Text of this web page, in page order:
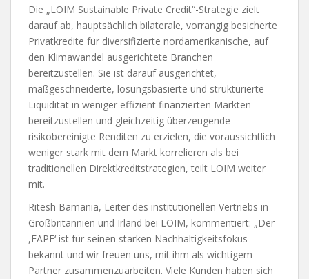
Die „LOIM Sustainable Private Credit“-Strategie zielt
darauf ab, hauptsächlich bilaterale, vorrangig besicherte
Privatkredite für diversifizierte nordamerikanische, auf
den Klimawandel ausgerichtete Branchen
bereitzustellen. Sie ist darauf ausgerichtet,
maßgeschneiderte, lösungsbasierte und strukturierte
Liquidität in weniger effizient finanzierten Märkten
bereitzustellen und gleichzeitig überzeugende
risikobereinigte Renditen zu erzielen, die voraussichtlich
weniger stark mit dem Markt korrelieren als bei
traditionellen Direktkreditstrategien, teilt LOIM weiter
mit.
Ritesh Bamania, Leiter des institutionellen Vertriebs in
Großbritannien und Irland bei LOIM, kommentiert: „Der
,EAPF‘ ist für seinen starken Nachhaltigkeitsfokus
bekannt und wir freuen uns, mit ihm als wichtigem
Partner zusammenzuarbeiten. Viele Kunden haben sich